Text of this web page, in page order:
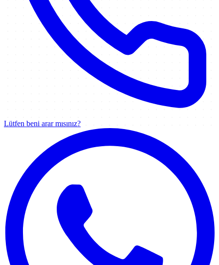
Lütfen beni arar mısınız?